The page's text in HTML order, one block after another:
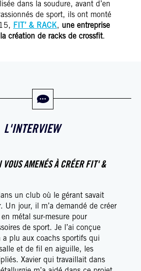
dans la soudure, avant d’en
de sport, ils ont monté
FIT’ & RACK, une entreprise
création de racks de crossfit.
L'INTERVIEW
VOUS AMENÉS À CRÉER FIT' &
un club où le gérant savait
Un jour, il m’a demandé de créer
métal sur-mesure pour
de sport. Je l’ai conçue
a plu aux coachs sportifs qui
et de fil en aiguille, les
Xavier qui travaillait dans